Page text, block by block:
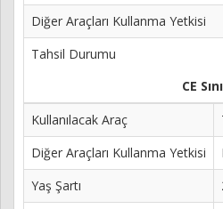
Diğer Araçları Kullanma Yetkisi
Tahsil Durumu
CE
Kullanılacak Araç
Diğer Araçları Kullanma Yetkisi
Yaş Şartı